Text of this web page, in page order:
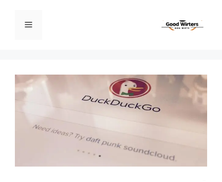
المحتوى
القائمة